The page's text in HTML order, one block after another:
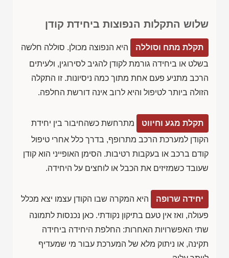
שלוש התקלות הנפוצות ביחידת קודן
תקלת מתח וסוללה
היא הנפוצה מכולן. סוללה חלשה
בשלט או ביחידה גורמת לקודן להגיב לסירוגין, ולעיתים
הרכב מתניע פעם אחת מתוך כמה ניסיונות. זו התקלה
הזולה ביותר לטיפול והיא לרוב אינה דורשת החלפה.
תקלת מגע וחיווט
מתרחשת כשהחיבור בין יחידת
הקודן למערכת הרכב מתרופף, בדרך כלל אחרי טיפול
קודם ברכב או בעקבות רטיבות. הסימן האופייני הוא קודן
שעובד כשמזיזים את הכבל או לוחצים על היחידה.
יחידה שרופה
היא המקרה שבו הקודן עצמו יצא מכלל
פעולה, ואז אין טעם בתיקון נקודתי. כאן נכנסות לתמונה
שתי האפשרויות האחרות: החלפת היחידה ביחידה
תקינה, או ניתוק מלא של המערכת עבור מי שמעדיף